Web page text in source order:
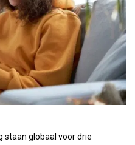
staan globaal voor drie